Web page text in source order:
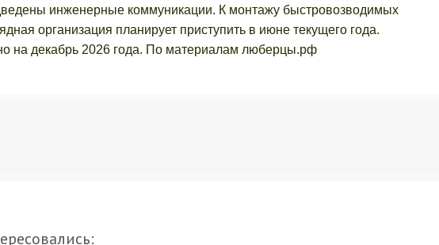
инженерные коммуникации. К монтажу быстровозводимых
организация планирует приступить в июне текущего года.
на декабрь 2026 года. По материалам люберцы.рф